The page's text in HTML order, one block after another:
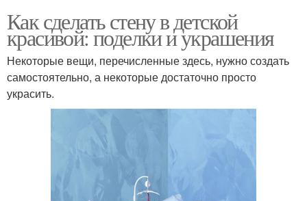
Как сделать стену в детской
красивой: поделки и украшения
Некоторые вещи, перечисленные здесь, нужно создать
самостоятельно, а некоторые достаточно просто
украсить.